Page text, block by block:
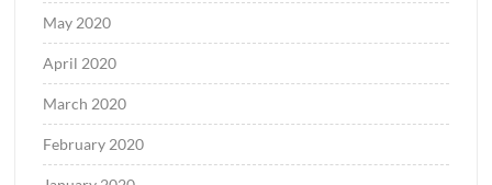
May 2020
April 2020
March 2020
February 2020